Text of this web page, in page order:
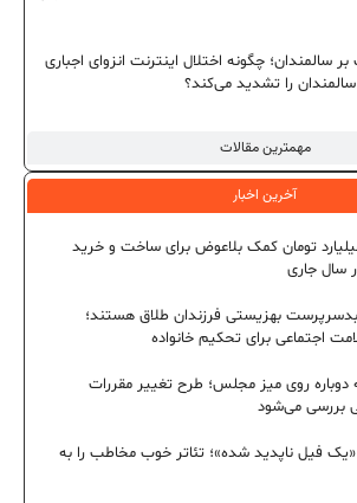
مهمترین مقالات
سالمندان؛ چگونه اختلال اینترنت انزوای اجباری
را تشدید می‌کند؟
آخرین اخبار
۸ هزار میلیارد تومان کمک بلاعوض برای ساخت و خرید
سال جاری
بدسرپرست بهزیستی فرزندان طلاق هستند؛
اجتماعی برای تحکیم خانواده
دوباره روی میز مجلس؛ طرح تغییر مقررات
بررسی می‌شود
«یک فیل ناپدید شده»؛ تئاتر خوب مخاطب را به